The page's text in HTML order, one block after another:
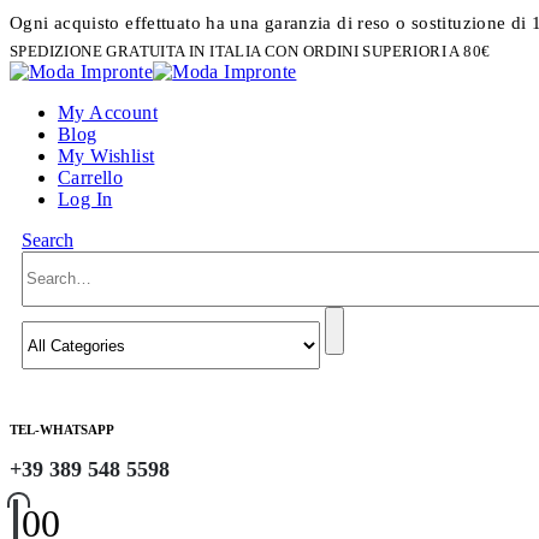
Ogni acquisto effettuato ha una garanzia di reso o sostituzione di
SPEDIZIONE GRATUITA IN ITALIA CON ORDINI SUPERIORI A 80€
My Account
Blog
My Wishlist
Carrello
Log In
Search
TEL-WHATSAPP
+39 389 548 5598
00